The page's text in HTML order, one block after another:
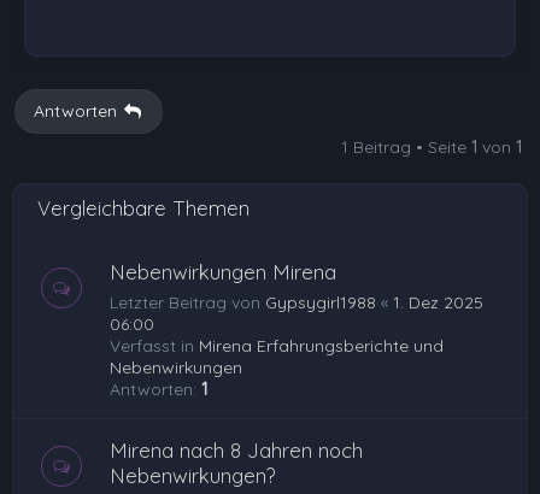
Antworten
1 Beitrag • Seite 1 von 1
Vergleichbare Themen
Nebenwirkungen Mirena
Letzter Beitrag von Gypsygirl1988 « 1. Dez 2025
06:00
Verfasst in Mirena Erfahrungsberichte und
Nebenwirkungen
Antworten: 1
Mirena nach 8 Jahren noch
Nebenwirkungen?